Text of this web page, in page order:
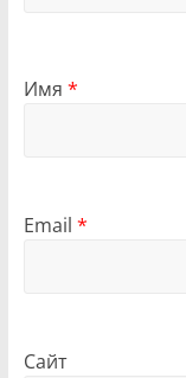
Имя *
Email *
Сайт